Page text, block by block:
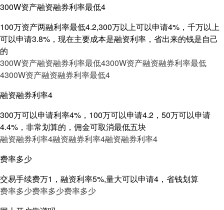
300W资产融资融券利率最低4
100万资产两融利率最低4.2,300万以上可以申请4%，千万以上
可以申请3.8%，现在主要成本是融资利率，省出来的钱是自己
的
300W资产融资融券利率最低4300W资产融资融券利率最低
4300W资产融资融券利率最低4
融资融券利率4
300万可以申请利率4%，100万可以申请4.2，50万可以申请
4.4%，非常划算的，佣金可取消最低五块
融资融券利率4融资融券利率4融资融券利率4
费率多少
交易手续费万1，融资利率5%,量大可以申请4，省钱划算
费率多少费率多少费率多少